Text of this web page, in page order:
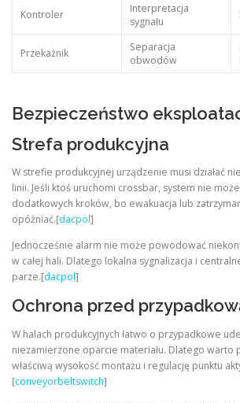
Kontroler
Interpretacja
sygnału
Przekaźnik
Separacja
obwodów
Bezpieczeństwo
Strefa produkcyjna
W strefie produkcyjnej urządzenie musi działać
linii. Jeśli ktoś uruchomi crossbar, system nie
dodatkowych kroków, bo ewakuacja lub
opóźniać.[dacpol]
Jednocześnie alarm nie może powodować
w całej hali. Dlatego lokalna sygnalizacja i
parze.[dacpol]
Ochrona przed
W halach produkcyjnych łatwo o przypadkowe
niezamierzone oparcie materiału. Dlatego warto
właściwą wysokość montażu i regulację punktu
[conveyorbeltswitch]